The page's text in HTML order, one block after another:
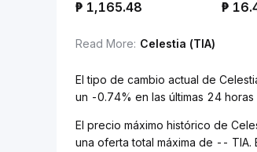
₱ 1,165.48 ₱
Read More: Celestia (TIA)
El tipo de cambio actual de
un -0.74% en las últimas 24
El precio máximo histórico de
una oferta total máxima de -- TIA.